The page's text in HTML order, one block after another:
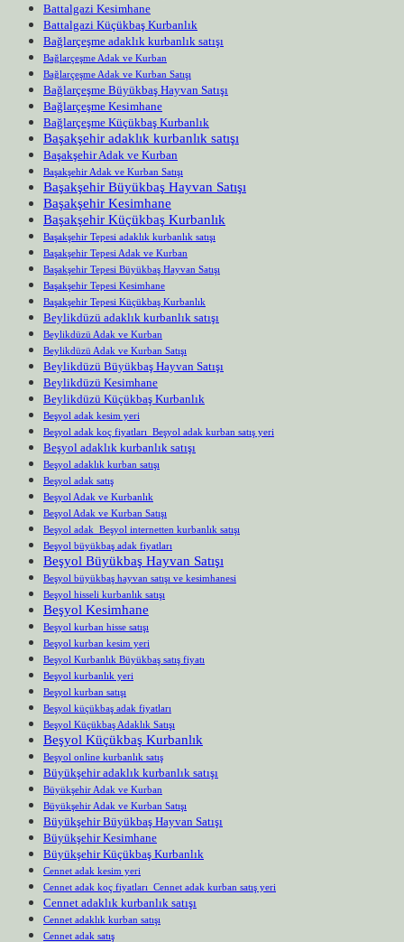
Battalgazi Kesimhane
Battalgazi Küçükbaş Kurbanlık
Bağlarçeşme adaklık kurbanlık satışı
Bağlarçeşme Adak ve Kurban
Bağlarçeşme Adak ve Kurban Satışı
Bağlarçeşme Büyükbaş Hayvan Satışı
Bağlarçeşme Kesimhane
Bağlarçeşme Küçükbaş Kurbanlık
Başakşehir adaklık kurbanlık satışı
Başakşehir Adak ve Kurban
Başakşehir Adak ve Kurban Satışı
Başakşehir Büyükbaş Hayvan Satışı
Başakşehir Kesimhane
Başakşehir Küçükbaş Kurbanlık
Başakşehir Tepesi adaklık kurbanlık satışı
Başakşehir Tepesi Adak ve Kurban
Başakşehir Tepesi Büyükbaş Hayvan Satışı
Başakşehir Tepesi Kesimhane
Başakşehir Tepesi Küçükbaş Kurbanlık
Beylikdüzü adaklık kurbanlık satışı
Beylikdüzü Adak ve Kurban
Beylikdüzü Adak ve Kurban Satışı
Beylikdüzü Büyükbaş Hayvan Satışı
Beylikdüzü Kesimhane
Beylikdüzü Küçükbaş Kurbanlık
Beşyol adak kesim yeri
Beşyol adak koç fiyatları Beşyol adak kurban satış yeri
Beşyol adaklık kurbanlık satışı
Beşyol adaklık kurban satışı
Beşyol adak satış
Beşyol Adak ve Kurbanlık
Beşyol Adak ve Kurban Satışı
Beşyol adak Beşyol internetten kurbanlık satışı
Beşyol büyükbaş adak fiyatları
Beşyol Büyükbaş Hayvan Satışı
Beşyol büyükbaş hayvan satışı ve kesimhanesi
Beşyol hisseli kurbanlık satışı
Beşyol Kesimhane
Beşyol kurban hisse satışı
Beşyol kurban kesim yeri
Beşyol Kurbanlık Büyükbaş satış fiyatı
Beşyol kurbanlık yeri
Beşyol kurban satışı
Beşyol küçükbaş adak fiyatları
Beşyol Küçükbaş Adaklık Satışı
Beşyol Küçükbaş Kurbanlık
Beşyol online kurbanlık satış
Büyükşehir adaklık kurbanlık satışı
Büyükşehir Adak ve Kurban
Büyükşehir Adak ve Kurban Satışı
Büyükşehir Büyükbaş Hayvan Satışı
Büyükşehir Kesimhane
Büyükşehir Küçükbaş Kurbanlık
Cennet adak kesim yeri
Cennet adak koç fiyatları Cennet adak kurban satış yeri
Cennet adaklık kurbanlık satışı
Cennet adaklık kurban satışı
Cennet adak satış